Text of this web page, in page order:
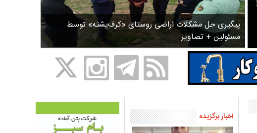
پیگیری حل مشکلات اراضی روستای «کرف‌پشته» توسط
مسئولین + تصاویر
اخبار برگزیده